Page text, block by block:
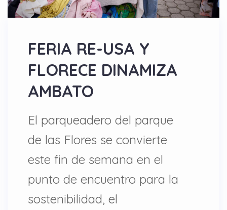
FERIA RE-USA Y
FLORECE DINAMIZA
AMBATO
El parqueadero del parque
de las Flores se convierte
este fin de semana en el
punto de encuentro para la
sostenibilidad, el